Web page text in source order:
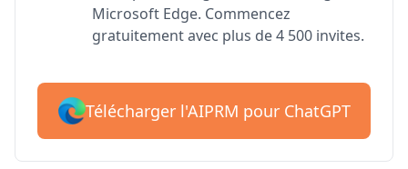
Microsoft Edge. Commencez
gratuitement avec plus de 4 500 invites.
Télécharger l'AIPRM pour ChatGPT